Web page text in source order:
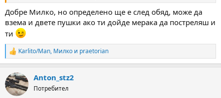
Добре Милко, но определено ще е след обяд, може да
взема и двете пушки ако ти дойде мерака да постреляш и
ти
R
e
c
t
i
Karlito/Man, Милко и praetorian
Anton_stz2
Потребител